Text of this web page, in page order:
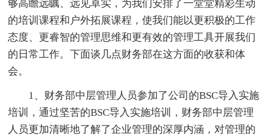
够高瞻远瞩、远见卓实，为我们安排了一堂堂精彩生动
的培训课程和户外拓展课程，使我们能以更积极的工作
态度、更睿智的管理思维和更有效的管理工具开展我们
的日常工作。下面谈几点财务部在这方面的收获和体
会。
1、财务部中层管理人员参加了公司的BSC导入实施
培训，通过坚苦的BSC导入实施培训，财务部中层管理
人员更加清晰地了解了企业管理的深厚内涵，对管理的